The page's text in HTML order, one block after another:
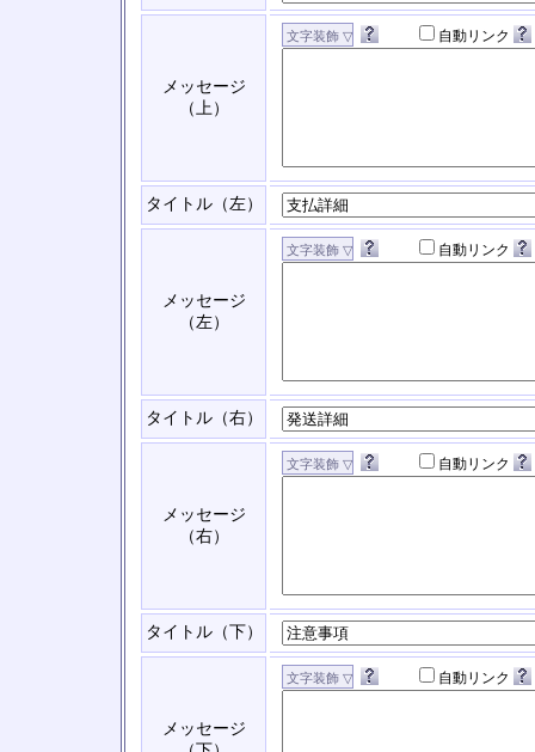
メッセージ
（上）
自動リンク
タイトル（左）
メッセージ
（左）
自動リンク
タイトル（右）
メッセージ
（右）
自動リンク
タイトル（下）
メッセージ
自動リンク